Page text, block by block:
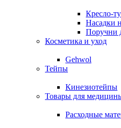
Кресло-
Насадки
Поручни
Косметика и уход
Gehwol
Тейпы
Кинезиотейпы
Товары для
Расходные